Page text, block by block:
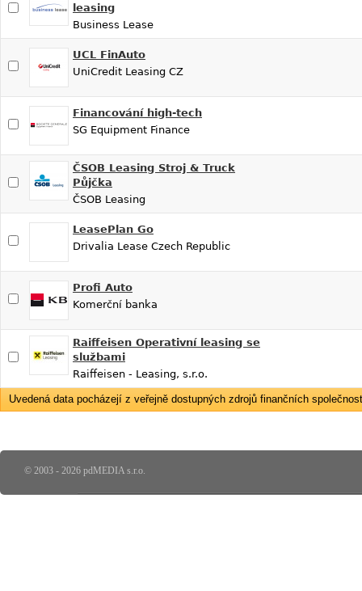
leasing
Business Lease
UCL FinAuto
UniCredit Leasing CZ
Financování high-tech
SG Equipment Finance
ČSOB Leasing Stroj & Truck
Půjčka
ČSOB Leasing
LeasePlan Go
Drivalia Lease Czech Republic
Profi Auto
Komerční banka
Raiffeisen Operativní leasing se
službami
Raiffeisen - Leasing, s.r.o.
Uvedená data pocházejí z veřejně dostupných zdrojů finančních
© 2003 - 2026 pdMEDIA s.r.o.